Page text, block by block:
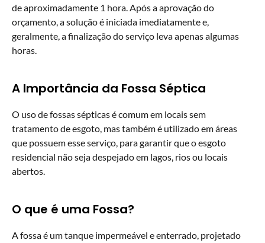
de aproximadamente 1 hora. Após a aprovação do
orçamento, a solução é iniciada imediatamente e,
geralmente, a finalização do serviço leva apenas algumas
horas.
A Importância da Fossa Séptica
O uso de fossas sépticas é comum em locais sem
tratamento de esgoto, mas também é utilizado em áreas
que possuem esse serviço, para garantir que o esgoto
residencial não seja despejado em lagos, rios ou locais
abertos.
O que é uma Fossa?
A fossa é um tanque impermeável e enterrado, projetado